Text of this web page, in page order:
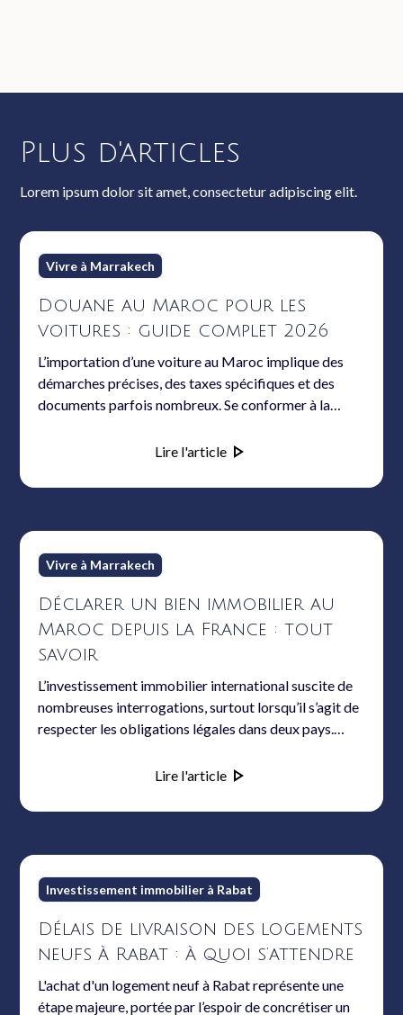
Plus d'articles
Lorem ipsum dolor sit amet, consectetur adipiscing elit.
Vivre à Marrakech
Douane au Maroc pour les
voitures : guide complet 2026
L’importation d’une voiture au Maroc implique des
démarches précises, des taxes spécifiques et des
documents parfois nombreux. Se conformer à la
ou investisseur, exige de bien préparer son projet. Ce
nouveautés prévues. Il répond aux principaux enjeux
anticiper les défis administratifs et budgétaires de
2026.
Lire l'article
Vivre à Marrakech
Déclarer un bien immobilier au
Maroc depuis la France : tout
savoir
L’investissement immobilier international suscite de
nombreuses interrogations, surtout lorsqu’il s’agit de
respecter les obligations légales dans deux pays.
biens au Maroc, la déclaration de ce patrimoine
exigences fiscales et des particularités du droit
expose les enjeux et apporte des réponses concrètes
aux questions fréquentes des propriétaires.
Lire l'article
Investissement immobilier à Rabat
Délais de livraison des logements
neufs à Rabat : à quoi s’attendre
L'achat d'un logement neuf à Rabat représente une
étape majeure, portée par l’espoir de concrétiser un